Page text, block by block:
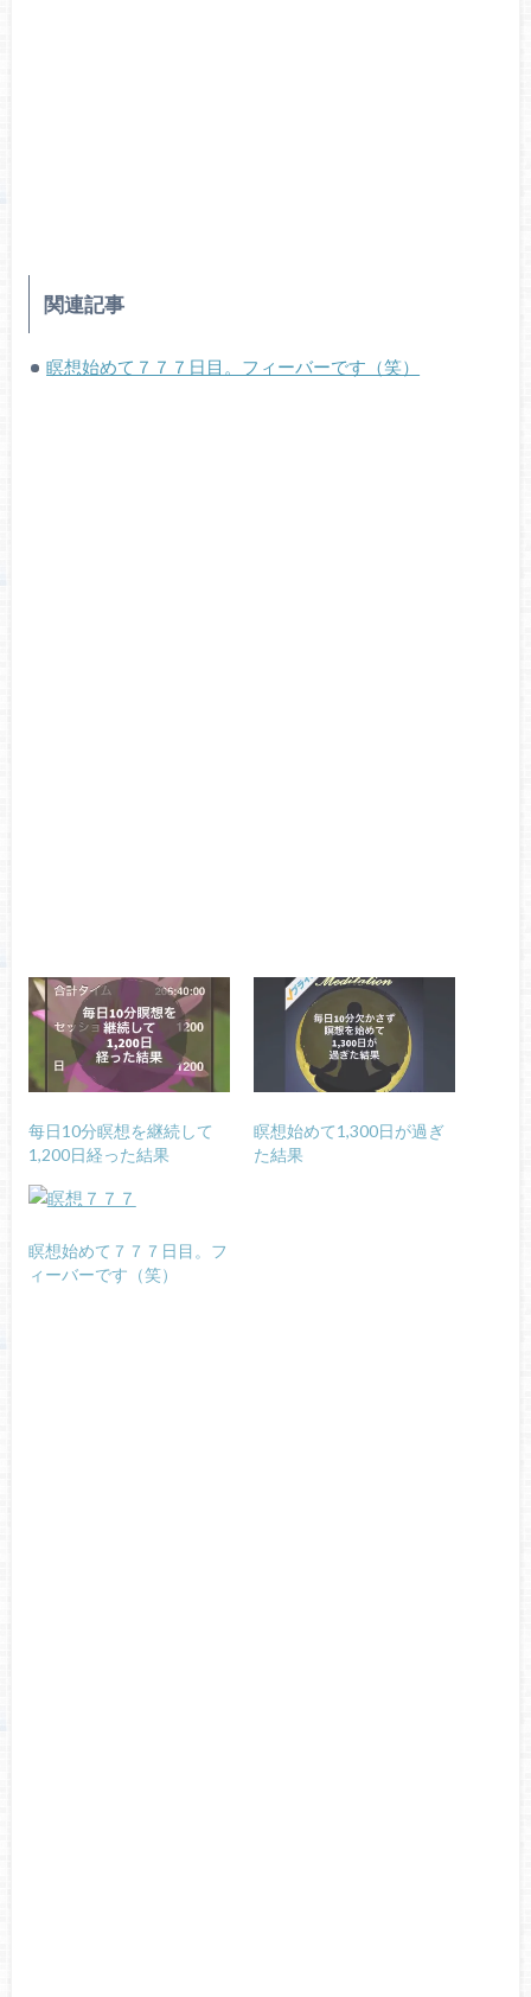
関連記事
瞑想始めて７７７日目。フィーバーです（笑）
每日10分瞑想を継続して
1,200日経った結果
瞑想始めて1,300日が過ぎ
た結果
瞑想始めて７７７日目。フ
ィーバーです（笑）